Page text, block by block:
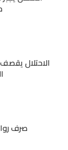
الاحتلال
صرف